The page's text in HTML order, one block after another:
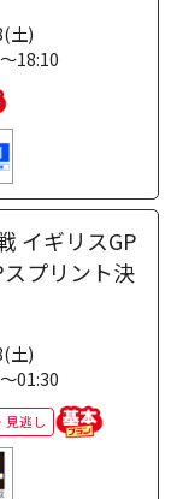
土)
18:10
イギリスGP
プリント決
土)
01:30
見逃し